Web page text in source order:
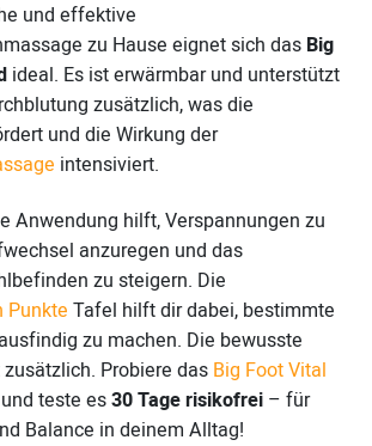
und effektive
zu Hause eignet sich das Big
ideal. Es ist erwärmbar und unterstützt
zusätzlich, was die
und die Wirkung der
intensiviert.
Anwendung hilft, Verspannungen zu
anzuregen und das
zu steigern. Die
Punkte Tafel hilft dir dabei, bestimmte
zu machen. Die bewusste
Probiere das Big Foot Vital
teste es30 Tage risikofrei– für
Balance in deinem Alltag!